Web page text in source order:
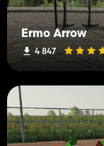
Ermo Arrow
4 847